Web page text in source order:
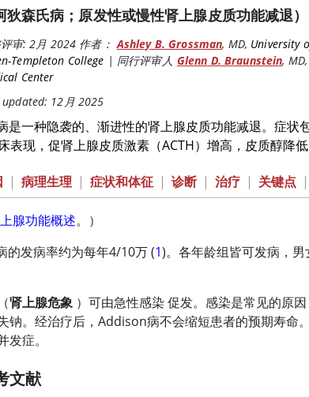
狄森氏病；原发性或慢性肾上腺皮质功能减退）
审: 2月 2024 作者： Ashley B. Grossman, MD, University
Templeton College | 同行评审人 Glenn D. Braunstein, MD,
Center
updated: 12月 2025
是一种隐袭的、渐进性的肾上腺皮质功能减退。症
表现，促肾上腺皮质激素（ACTH）增高，皮质醇降
| 病理生理 | 症状和体征 | 诊断 | 治疗 | 关键点 |
腺功能概述。）
的发病率约为每年4/10万 (1)。各年龄组皆可发病，
肾上腺危象 ）可由急性感染 促发。感染是常见的原
钠。经治疗后，Addison病不会缩短患者的预期寿命
发症。
文献